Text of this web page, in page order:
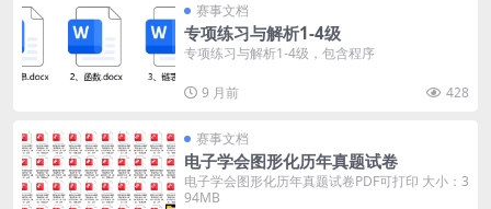
赛事文档
专项练习与解析1-4级
专项练习与解析1-4级，包含程序
9 月前 428
赛事文档
电子学会图形化历年真题试卷
电子学会图形化历年真题试卷PDF可打印 大小：3
94MB